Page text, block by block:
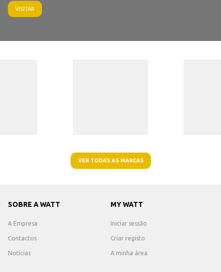
VISITAR
VER TODAS AS MARCAS
SOBRE A WATT
A Empresa
Contactos
Notícias
MY WATT
Iniciar sessão
Criar registo
A minha área